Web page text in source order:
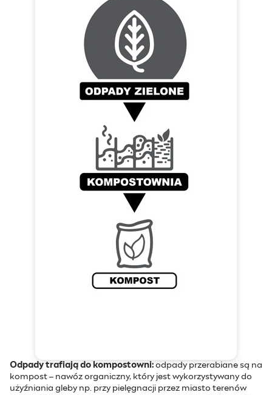
Odpady trafiają do kompostowni: odpady przerabiane są na
kompost – nawóz organiczny, który jest wykorzystywany do
użyźniania gleby np. przy pielęgnacji przez miasto terenów